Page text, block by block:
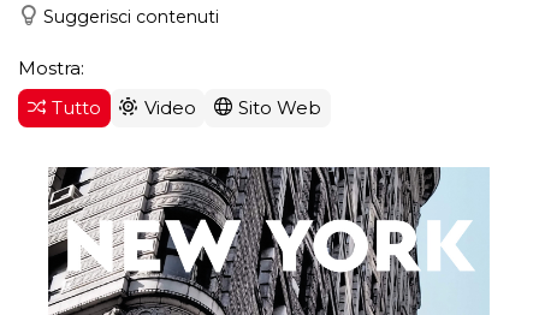
Suggerisci contenuti
Mostra:
Tutto
Video Sito Web